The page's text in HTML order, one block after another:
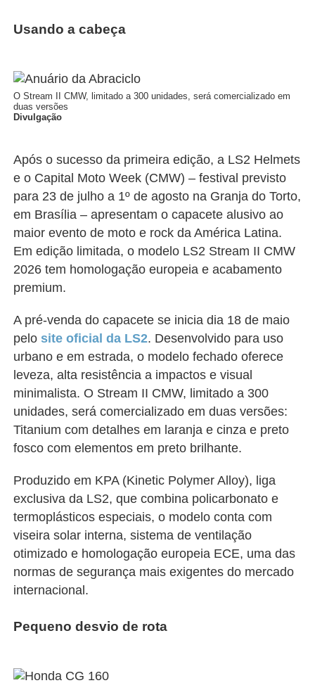
Usando a cabeça
O Stream II CMW, limitado a 300unidades, será comercializado em
duas versões
Divulgação
Após o sucesso da primeira edição, a LS2 Helmets
e o Capital Moto Week (CMW) – festival previsto
para 23 de julho a 1º de agosto na Granja do Torto,
em Brasília – apresentam o capacete alusivo ao
maior evento de moto e rock da América Latina.
Em edição limitada, o modelo LS2 Stream II CMW
2026 tem homologação europeia e acabamento
premium.
A pré-venda do capacete se inicia dia 18 de maio
pelosite oficial da LS2. Desenvolvido para uso
urbano e em estrada, o modelo fechado oferece
leveza, alta resistência a impactos e visual
minimalista. O Stream II CMW, limitado a 300
unidades, será comercializado em duas versões:
Titanium com detalhes em laranja e cinza e preto
fosco com elementos em preto brilhante.
Produzido em KPA (Kinetic Polymer Alloy), liga
exclusiva da LS2, que combina policarbonato e
termoplásticos especiais, o modelo conta com
viseira solar interna, sistema de ventilação
otimizado e homologação europeia ECE, uma das
normas de segurança mais exigentes do mercado
internacional.
Pequeno desvio de rota